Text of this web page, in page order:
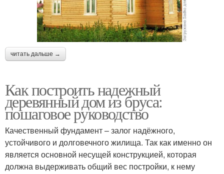
читать дальше →
Как построить надежный
деревянный дом из бруса:
пошаговое руководство
Качественный фундамент – залог надёжного,
устойчивого и долговечного жилища. Так как именно он
является основной несущей конструкцией, которая
должна выдерживать общий вес постройки, к нему